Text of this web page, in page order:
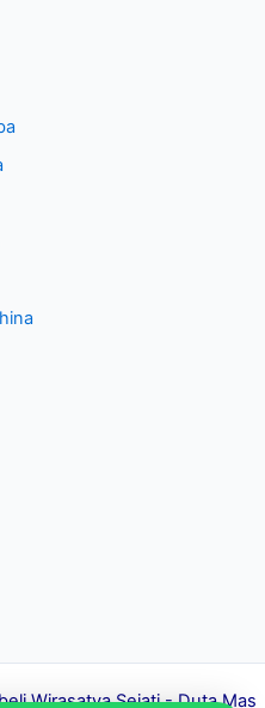
Wirasatya Sejati - Duta Mas